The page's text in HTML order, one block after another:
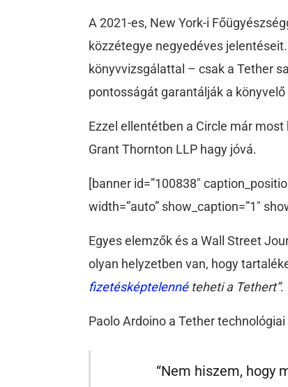
A 2021-es, New York-i
közzétegye negyedéves
könyvvizsgálattal – csak a Tether
pontosságát garantálják a
Ezzel ellentétben a Circle már most
Grant Thornton LLP hagy jóvá.
[banner id=”100838″
width=”auto” show_caption=”1″
Egyes elemzők és a Wall Street
olyan helyzetben van, hogy
fizetésképtelennéteheti a Tethert”.
Paolo Ardoino a Tether
“Nem hiszem, hogy